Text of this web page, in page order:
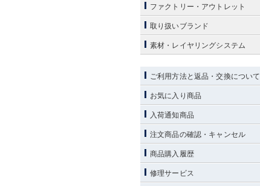
ファクトリー・アウトレット
取り扱いブランド
素材・レイヤリングシステム
ご利用方法と返品・交換について
お気に入り商品
入荷通知商品
注文商品の確認・キャンセル
商品購入履歴
修理サービス